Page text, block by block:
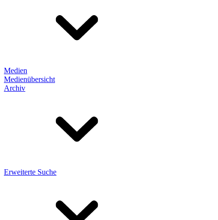
Medien
Medienübersicht
Archiv
Erweiterte Suche